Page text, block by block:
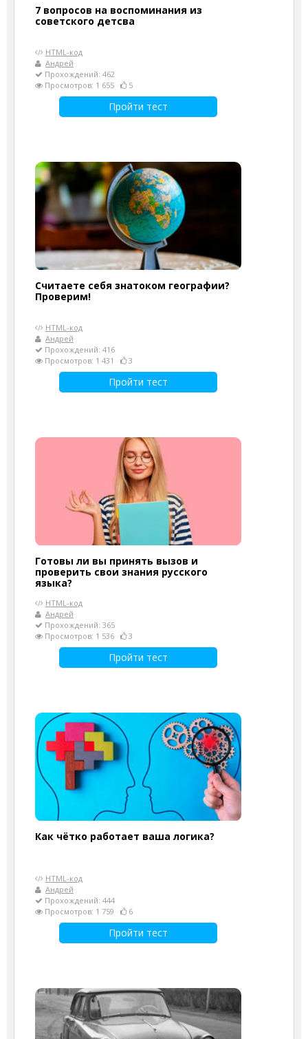
7 вопросов на воспоминания из
советского детсва
HTML-код
Андрей
Прохождений: 462
Просмотров: 1 655
5
Пройти тест
Считаете себя знатоком географии?
Проверим!
HTML-код
Андрей
Прохождений: 416
Просмотров: 1 431
3
Пройти тест
Готовы ли вы принять вызов и
проверить свои знания русского
языка?
HTML-код
Андрей
Прохождений: 365
Просмотров: 1 536
3
Пройти тест
Как чётко работает ваша логика?
HTML-код
Андрей
Прохождений: 444
Просмотров: 1 759
6
Пройти тест